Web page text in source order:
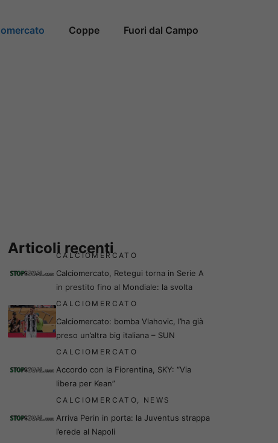
Coppe Fuori dal Campo
Articoli recenti
CALCIOMERCATO
Calciomercato, Retegui torna in Serie A
in prestito fino al Mondiale: la svolta
CALCIOMERCATO
Calciomercato: bomba Vlahovic, l’ha già
preso un’altra big italiana – SUN
CALCIOMERCATO
Accordo con la Fiorentina, SKY: “Via
libera per Kean”
CALCIOMERCATO, NEWS
Arriva Perin in porta: la Juventus strappa
l’erede al Napoli